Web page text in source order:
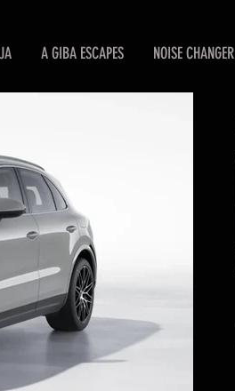
A GIBA ESCAPES NOISE CHANGER